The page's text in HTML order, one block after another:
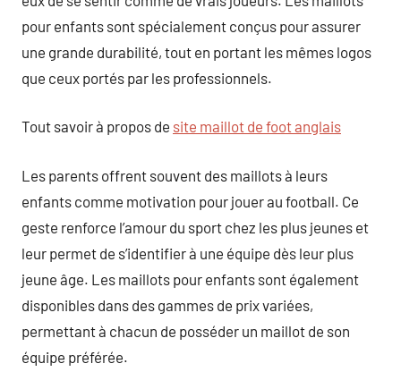
pour enfants sont spécialement conçus pour assurer
une grande durabilité, tout en portant les mêmes logos
que ceux portés par les professionnels.
Tout savoir à propos de site maillot de foot anglais
Les parents offrent souvent des maillots à leurs
enfants comme motivation pour jouer au football. Ce
geste renforce l’amour du sport chez les plus jeunes et
leur permet de s’identifier à une équipe dès leur plus
jeune âge. Les maillots pour enfants sont également
disponibles dans des gammes de prix variées,
permettant à chacun de posséder un maillot de son
équipe préférée.